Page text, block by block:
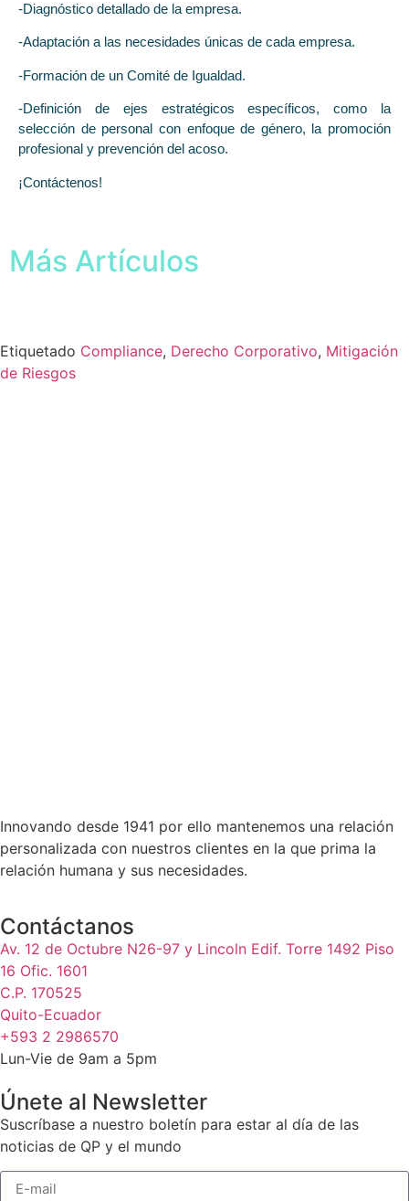
-Diagnóstico detallado de la empresa.
-Adaptación a las necesidades únicas de cada empresa.
-Formación de un Comité de Igualdad.
-Definición de ejes estratégicos específicos, como la
selección de personal con enfoque de género, la promoción
profesional y prevención del acoso.
¡Contáctenos!
Más Artículos
Etiquetado Compliance, Derecho Corporativo, Mitigación
de Riesgos
Innovando desde 1941 por ello mantenemos una relación
personalizada con nuestros clientes en la que prima la
relación humana y sus necesidades.
Contáctanos
Av. 12 de Octubre N26-97 y Lincoln Edif. Torre 1492 Piso
16 Ofic. 1601
C.P. 170525
Quito-Ecuador
+593 2 2986570
Lun-Vie de 9am a 5pm
Únete al Newsletter
Suscríbase a nuestro boletín para estar al día de las
noticias de QP y el mundo